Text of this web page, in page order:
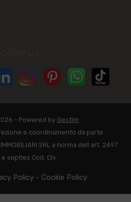
- Powered by Gestim
e coordinamento da parte
IMMOBILIARI SRL a norma dell art. 2497
septies Cod. Civ.
Policy- Cookie Policy